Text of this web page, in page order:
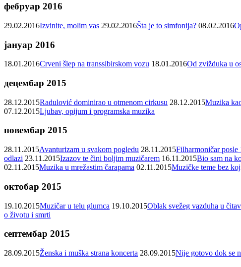
фебруар 2016
29.02.2016Izvinite, molim vas 29.02.2016Šta je to simfonija? 08.02.2016
јануар 2016
18.01.2016Crveni šlep na transsibirskom vozu 18.01.2016Od zvižduka u
децембар 2015
28.12.2015Radulović dominirao u otmenom cirkusu 28.12.2015Muzika
07.12.2015Ljubav, opijum i programska muzika
новембар 2015
28.11.2015Avanturizam u svakom pogledu 28.11.2015Filharmoničar posle
odlazi 23.11.2015Izazov te čini boljim muzičarem 16.11.2015Bio sam na
02.11.2015Muzika u mrežastim čarapama 02.11.2015Muzičke teme bez
октобар 2015
19.10.2015Muzičar u telu glumca 19.10.2015Oblak svežeg vazduha u
o životu i smrti
септембар 2015
28.09.2015Ženska i muška strana koncerta 28.09.2015Nije gotovo dok se